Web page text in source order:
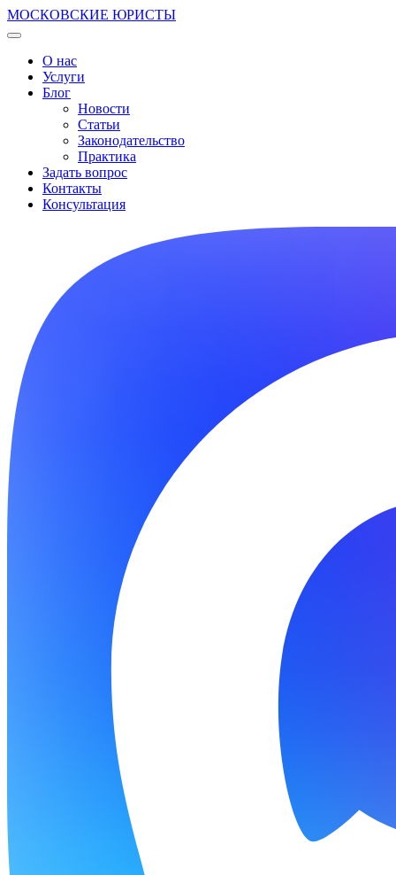
МОСКОВСКИЕ ЮРИСТЫ
О нас
Услуги
Блог
Новости
Статьи
Законодательство
Практика
Задать вопрос
Контакты
Консультация